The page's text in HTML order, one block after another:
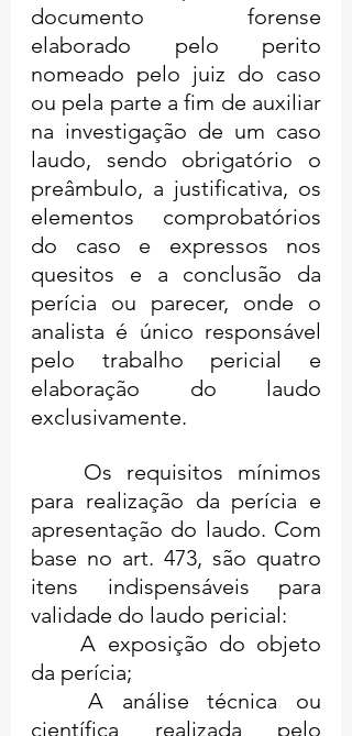
documento forense
elaborado pelo perito
nomeado pelo juiz do caso
ou pela parte a fim de auxiliar
na investigação de um caso
laudo, sendo obrigatório o
preâmbulo, a justificativa, os
elementos comprobatórios
do caso e expressos nos
quesitos e a conclusão da
perícia ou parecer, onde o
analista é único responsável
pelo trabalho pericial e
elaboração do laudo
exclusivamente.
para realização da perícia e
apresentação do laudo. Com
base no art. 473, são quatro
itens indispensáveis para
validade do laudo pericial:
	A exposição do objeto
da perícia;
científica realizada pelo